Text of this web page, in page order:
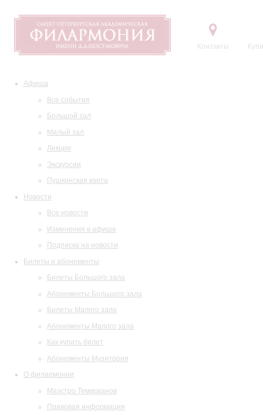
Контакты
Афиша
Все события
Большой зал
Малый зал
Лекции
Экскурсии
Пушкинская карта
Новости
Все новости
Изменения в афише
Подписка на новости
Билеты и абонементы
Билеты Большого зала
Абонементы Большого зала
Билеты Малого зала
Абонементы Малого зала
Как купить билет
Абонементы Музитория
О филармонии
Маэстро Темирканов
Правовая информация